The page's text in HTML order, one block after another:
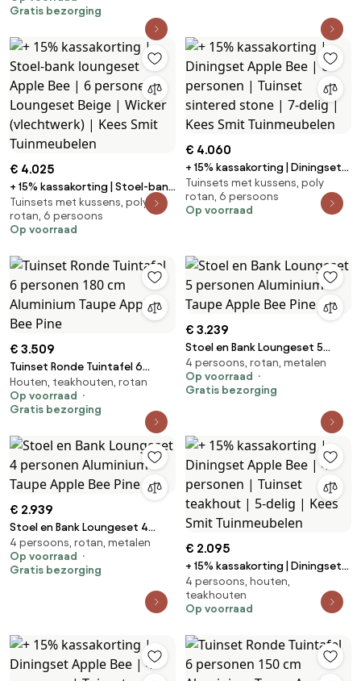
Gratis bezorging
€ 4.025
+ 15% kassakorting | Stoel-bank
loungeset Apple Bee | 6
personen | Loungeset Beige |
Wicker (vlechtwerk) | Kees Smit
Tuinsets met kussens, poly
rotan, 6 persoons
Op voorraad
€ 4.060
+ 15% kassakorting | Diningset
Apple Bee | 6 personen | Tuinset
sintered stone | 7-delig | Kees
Smit Tuinmeubelen
Tuinsets met kussens, poly
rotan, 6 persoons
Op voorraad
€ 3.509
Tuinset Ronde Tuintafel 6
personen 180 cm Aluminium
Taupe Apple Bee Pine
Houten, teakhouten, rotan
Op voorraad
Gratis bezorging
€ 3.239
Stoel en Bank Loungeset 5
personen Aluminium Taupe
Apple Bee Pine
4 persoons, rotan, metalen
Op voorraad
Gratis bezorging
€ 2.939
Stoel en Bank Loungeset 4
personen Aluminium Taupe
Apple Bee Pine
4 persoons, rotan, metalen
Op voorraad
Gratis bezorging
€ 2.095
+ 15% kassakorting | Diningset
Apple Bee | 4 personen | Tuinset
teakhout | 5-delig | Kees Smit
Tuinmeubelen
4 persoons, houten,
teakhouten
Op voorraad